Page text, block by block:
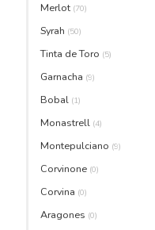
Merlot (70)
Syrah (50)
Tinta de Toro (5)
Garnacha (9)
Bobal (1)
Monastrell (4)
Montepulciano (9)
Corvinone (0)
Corvina (0)
Aragones (0)